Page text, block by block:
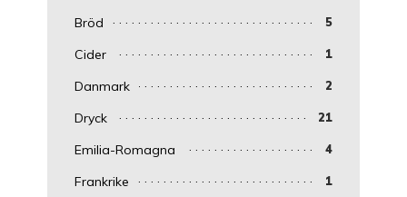
Bröd 5
Cider 1
Danmark 2
Dryck 21
Emilia-Romagna 4
Frankrike 1